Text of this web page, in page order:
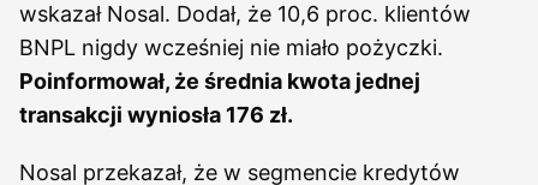
wskazał Nosal. Dodał, że 10,6 proc. klientów
BNPL nigdy wcześniej nie miało pożyczki.
Poinformował, że średnia kwota jednej
transakcji wyniosła 176 zł.
Nosal przekazał, że w segmencie kredytów